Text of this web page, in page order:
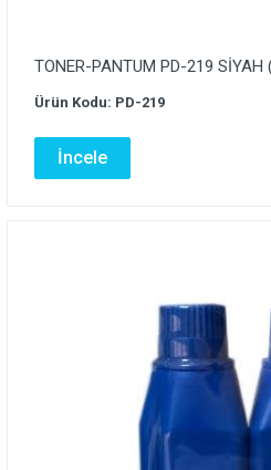
TONER-PANTUM PD-219
Ürün Kodu: PD-219
İncele